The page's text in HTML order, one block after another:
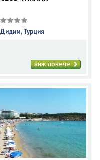
Дидим, Турция
виж повече